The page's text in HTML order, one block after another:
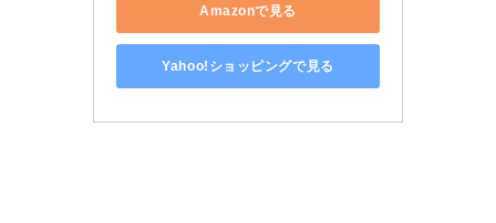
Amazonで見る
Yahoo!ショッピングで見る